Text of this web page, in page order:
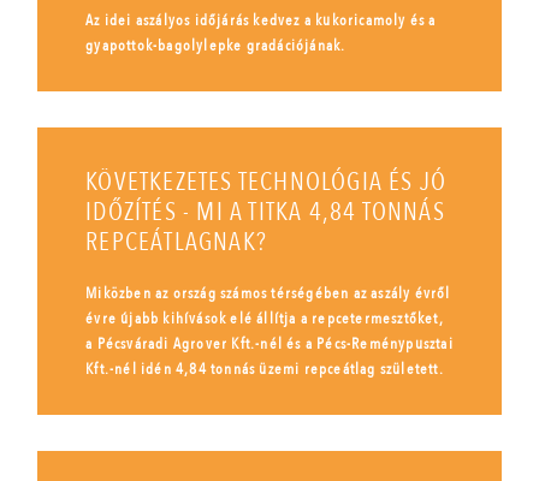
Az idei aszályos időjárás kedvez a kukoricamoly és a
gyapottok-bagolylepke gradációjának.
KÖVETKEZETES TECHNOLÓGIA ÉS JÓ
IDŐZÍTÉS - MI A TITKA 4,84 TONNÁS
REPCEÁTLAGNAK?
Miközben az ország számos térségében az aszály évről
évre újabb kihívások elé állítja a repcetermesztőket,
a Pécsváradi Agrover Kft.-nél és a Pécs-Reménypusztai
Kft.-nél idén 4,84 tonnás üzemi repceátlag született.